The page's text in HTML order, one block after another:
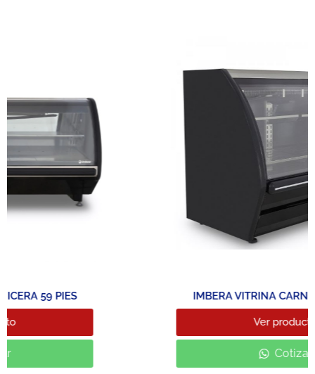
IMBERA VITRINA CARNICERA 27 PIES